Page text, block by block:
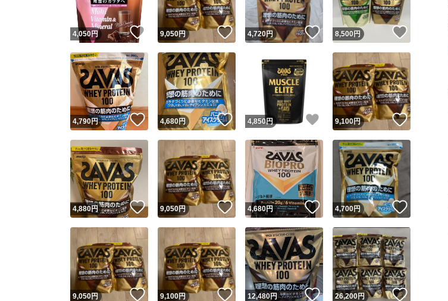
ユーザーの実績について
4,050円 いいね！
9,050円 いいね！
4,720円 いいね！
8,500円
4,790円 いいね！
4,680円 いいね！
4,850円 いいね！
9,100円 いいね！
4,880円 いいね！
9,050円 いいね！
4,680円 いいね！
4,700円
9,050円 いいね！
9,100円 いいね！
12,480円 いいね！
26,200円